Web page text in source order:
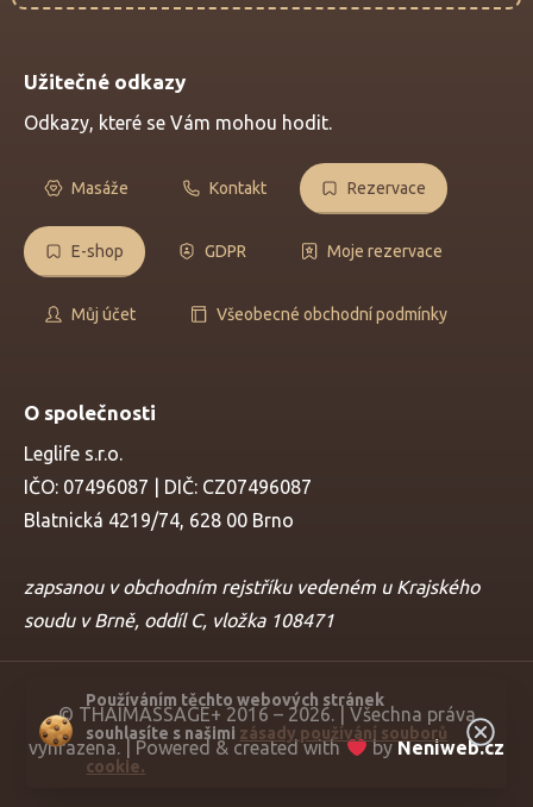
Užitečné odkazy
Odkazy, které se Vám mohou hodit.
Masáže Kontakt Rezervace
E-shop GDPR Moje rezervace
Můj účet Všeobecné obchodní podmínky
O společnosti
Leglife s.r.o.
IČO: 07496087 | DIČ: CZ07496087
Blatnická 4219/74, 628 00 Brno
zapsanou v obchodním rejstříku vedeném u Krajského
soudu v Brně, oddíl C, vložka 108471
© THAIMASSAGE+ 2016 – 2026. | Všechna práva
vyhrazena. | Powered & created with
byNeniweb.cz
Používáním těchto webových stránek
souhlasíte s našimi zásady používání souborů
cookie.